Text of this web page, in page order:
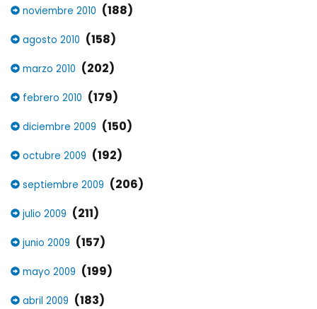
noviembre 2010 (188)
agosto 2010 (158)
marzo 2010 (202)
febrero 2010 (179)
diciembre 2009 (150)
octubre 2009 (192)
septiembre 2009 (206)
julio 2009 (211)
junio 2009 (157)
mayo 2009 (199)
abril 2009 (183)